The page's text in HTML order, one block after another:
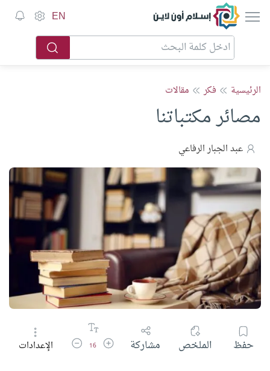
إسلام أون لاين EN
الرئيسية فكر مقالات
مصائر مكتباتنا
عبد الجبار الرفاعي
حفظ الملخص مشاركة زيادة حجم الخط
16 تقليل حجم الخط
الإعدادات